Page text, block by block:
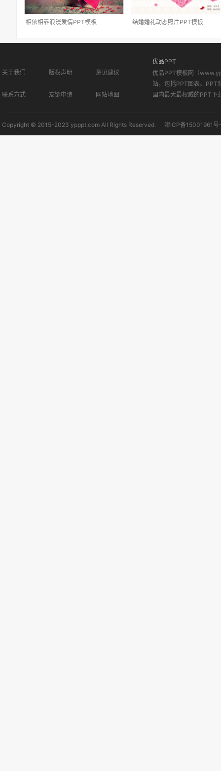
相依相靠浪漫爱情PPT模板 结婚婚礼动态照片PPT模板
关于我们 版权声明 意见建议
联系方式 友链申请 网站地图
优品PPT
优品PPT模板网（
站。包括PPT图表、PPT
国内最大最权威的PPT下
Copyright © 2015-2023 ypppt.com All Rights Reserved. 津ICP备15001961号